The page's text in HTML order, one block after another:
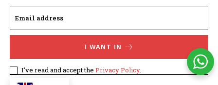
I WANT IN
I've read and accept the Privacy Policy.